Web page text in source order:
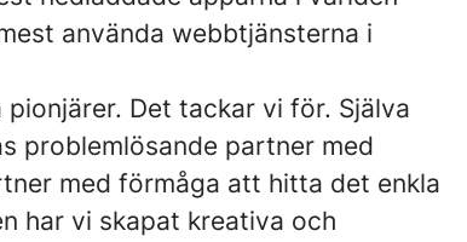
använda webbtjänsterna i
Det tackar vi för. Själva
problemlösande partner med
med förmåga att hitta det enkla
har vi skapat kreativa och